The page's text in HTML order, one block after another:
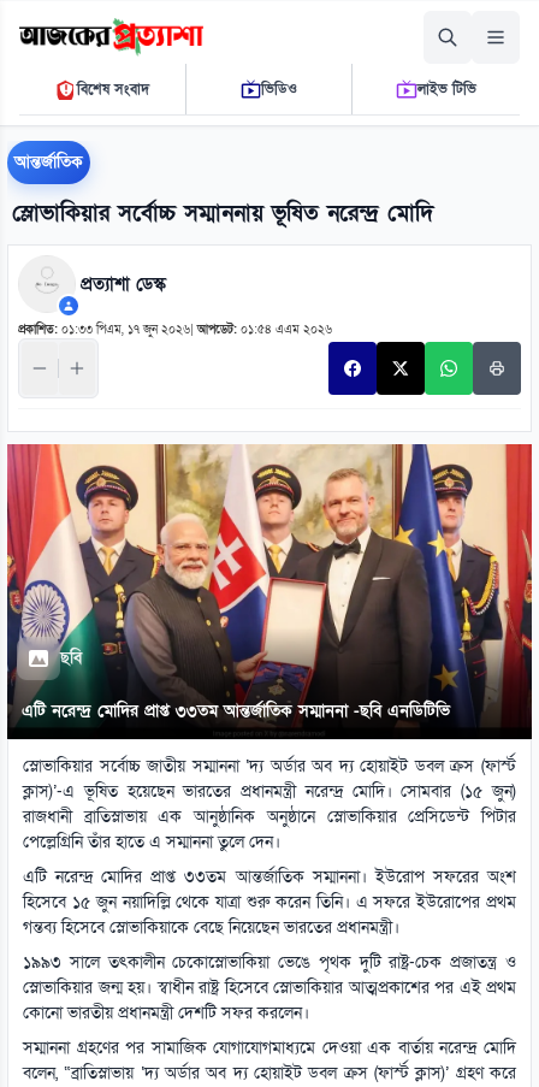
রোববার, ০৯ আগস্ট ২০২৬
০৯:৪৮:৪০ এ.এম.THE DAILY AJKER PROTTASHA
বিশেষ সংবাদ ভিডিও লাইভ টিভি
আন্তর্জাতিক
স্লোভাকিয়ার সর্বোচ্চ সম্মাননায় ভূষিত নরেন্দ্র মোদি
প্রত্যাশা ডেস্ক
প্রকাশিত: ০১:৩৩ পিএম, ১৭ জুন ২০২৬ |আপডেট: ০১:৫৪ এএম ২০২৬
ছবি
এটি নরেন্দ্র মোদির প্রাপ্ত ৩৩তম আন্তর্জাতিক সম্মাননা -ছবি এনডিটিভি
স্লোভাকিয়ার সর্বোচ্চ জাতীয় সম্মাননা ‘দ্য অর্ডার অব দ্য হোয়াইট ডবল ক্রস (ফার্স্ট
ক্লাস)’-এ ভূষিত হয়েছেন ভারতের প্রধানমন্ত্রী নরেন্দ্র মোদি। সোমবার (১৫ জুন)
রাজধানী ব্রাতিস্লাভায় এক আনুষ্ঠানিক অনুষ্ঠানে স্লোভাকিয়ার প্রেসিডেন্ট পিটার
পেল্লেগ্রিনি তাঁর হাতে এ সম্মাননা তুলে দেন।
এটি নরেন্দ্র মোদির প্রাপ্ত ৩৩তম আন্তর্জাতিক সম্মাননা। ইউরোপ সফরের অংশ
হিসেবে ১৫ জুন নয়াদিল্লি থেকে যাত্রা শুরু করেন তিনি। এ সফরে ইউরোপের প্রথম
গন্তব্য হিসেবে স্লোভাকিয়াকে বেছে নিয়েছেন ভারতের প্রধানমন্ত্রী।
১৯৯৩ সালে তৎকালীন চেকোস্লোভাকিয়া ভেঙে পৃথক দুটি রাষ্ট্র-চেক প্রজাতন্ত্র ও
স্লোভাকিয়ার জন্ম হয়। স্বাধীন রাষ্ট্র হিসেবে স্লোভাকিয়ার আত্মপ্রকাশের পর এই প্রথম
কোনো ভারতীয় প্রধানমন্ত্রী দেশটি সফর করলেন।
সম্মাননা গ্রহণের পর সামাজিক যোগাযোগমাধ্যমে দেওয়া এক বার্তায় নরেন্দ্র মোদি
বলেন, “ব্রাতিস্লাভায় ‘দ্য অর্ডার অব দ্য হোয়াইট ডবল ক্রস (ফার্স্ট ক্লাস)’ গ্রহণ করে